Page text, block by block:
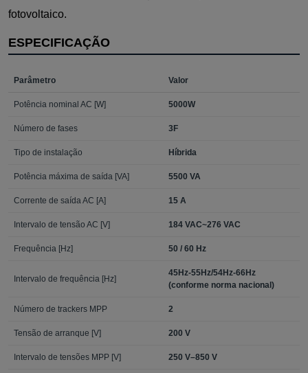
fotovoltaico.
ESPECIFICAÇÃO
Parâmetro Valor
Potência nominal AC [W] 5000W
Número de fases 3F
Tipo de instalação Híbrida
Potência máxima de saída [VA] 5500 VA
Corrente de saída AC [A] 15 A
Intervalo de tensão AC [V] 184 VAC~276 VAC
Frequência [Hz] 50 / 60 Hz
Intervalo de frequência [Hz]
45Hz-55Hz/54Hz-66Hz
(conforme norma nacional)
Número de trackers MPP 2
Tensão de arranque [V] 200 V
Intervalo de tensões MPP [V] 250 V–850 V